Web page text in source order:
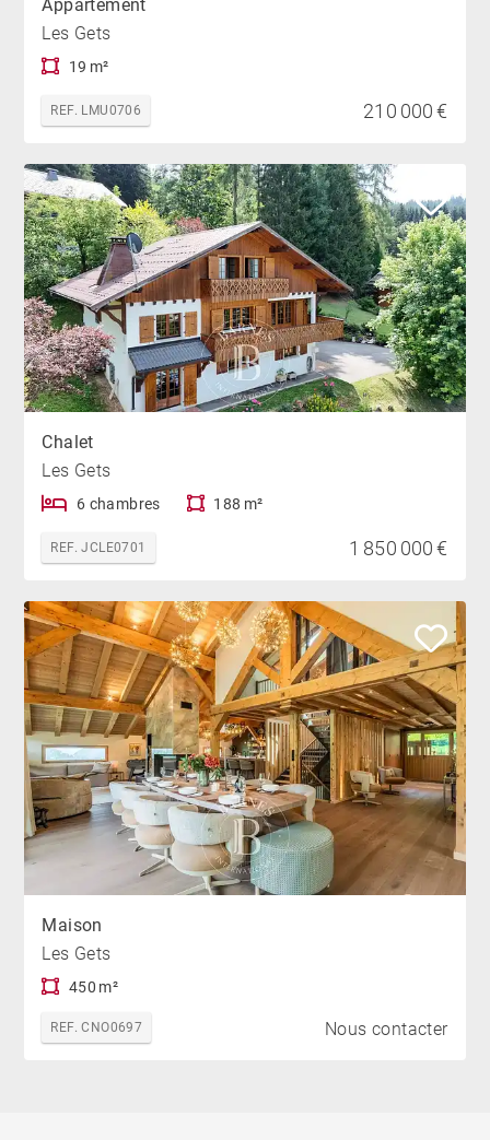
Appartement
Les Gets
19 m²
REF. LMU0706 210 000 €
Chalet
Les Gets
6 chambres 188 m²
REF. JCLE0701 1 850 000 €
Maison
Les Gets
450 m²
REF. CNO0697 Nous contacter